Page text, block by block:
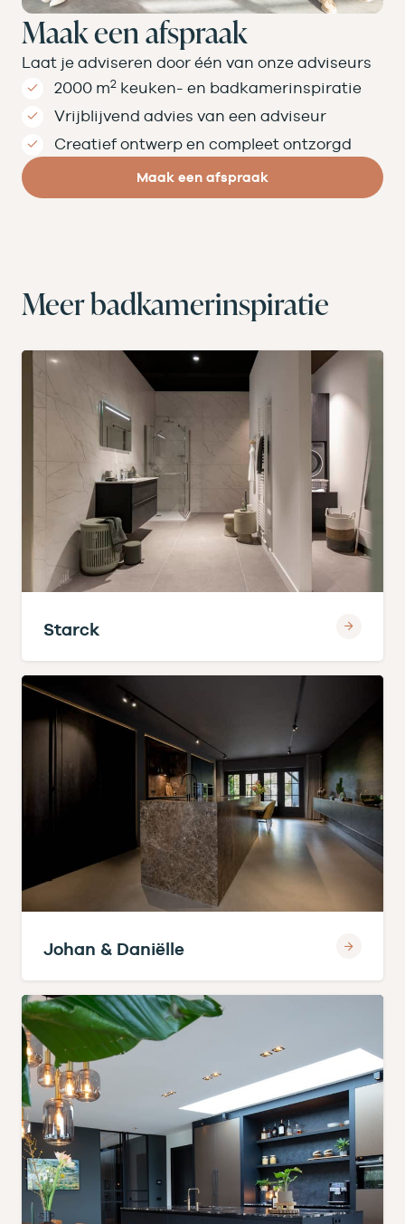
Maak een afspraak
Laat je adviseren door één van onze adviseurs
2000 m2 keuken- en badkamer­inspiratie
Vrijblijvend advies van een adviseur
Creatief ontwerp en compleet ontzorgd
Maak een afspraak
Meer badkamerinspiratie
Starck
Johan & Daniëlle